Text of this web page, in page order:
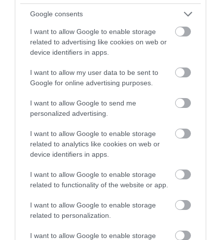
Google consents
I want to allow Google to enable storage
related to advertising like cookies on web or
device identifiers in apps.
I want to allow my user data to be sent to
Google for online advertising purposes.
I want to allow Google to send me
personalized advertising.
I want to allow Google to enable storage
related to analytics like cookies on web or
device identifiers in apps.
I want to allow Google to enable storage
related to functionality of the website or app.
I want to allow Google to enable storage
related to personalization.
I want to allow Google to enable storage
A turizmus világának inspiráló híreiértcsatlakozz
A National Geographic ajánlója szerint nem meglepő,
hogy a filmeseket már régóta lenyűgözi és inspirálja
Valletta: a Gladiátor c. filmet Máltán forgatták,
ahogy annak folytatást is, és csakúgy, mint az
eredetinél, Sir Ridley Scott rendező Málta mediterrán
fényét és aranyszínű szikláit használja vászonként az
A TOP-listán olyan lenyűgöző helyekkel együtt
szerepel Valletta, mint az Atacama sivatag Chilében,